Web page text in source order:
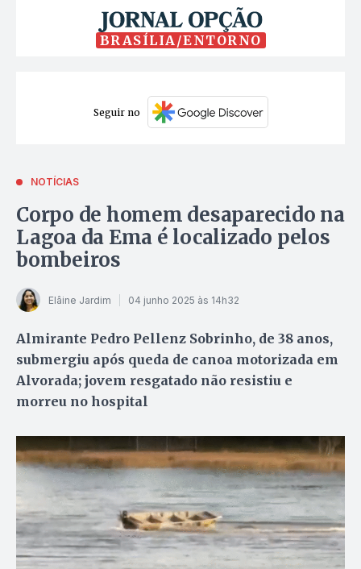
BRASÍLIA/ENTORNO
Seguir no
NOTÍCIAS
Corpo de homem desaparecido na
Lagoa da Ema é localizado pelos
bombeiros
Elâine Jardim 04 junho 2025 às 14h32
Almirante Pedro Pellenz Sobrinho, de 38 anos,
submergiu após queda de canoa motorizada em
Alvorada; jovem resgatado não resistiu e
morreu no hospital